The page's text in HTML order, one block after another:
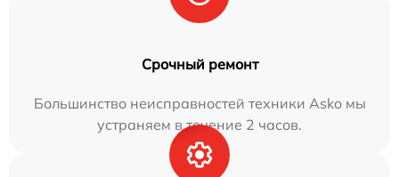
Срочный ремонт
Большинство неисправностей техники Asko мы
устраняем в течение 2 часов.